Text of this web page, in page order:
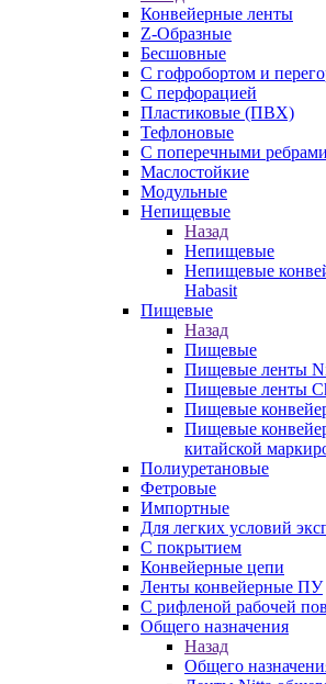
Конвейерные ленты
Z-Образные
Бесшовные
С гофробортом и
С перфорацией
Пластиковые (ПВХ)
Тефлоновые
С поперечными ребрами
Маслостойкие
Модульные
Непищевые
Назад
Непищевые
Непищевые
Habasit
Пищевые
Назад
Пищевые
Пищевые ленты
Пищевые ленты
Пищевые
Пищевые
китайской
Полиуретановые
Фетровые
Импортные
Для легких условий
С покрытием
Конвейерные цепи
Ленты конвейерные ПУ
С рифленой рабочей
Общего назначения
Назад
Общего